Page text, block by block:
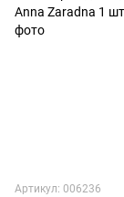
Артикул: 006236